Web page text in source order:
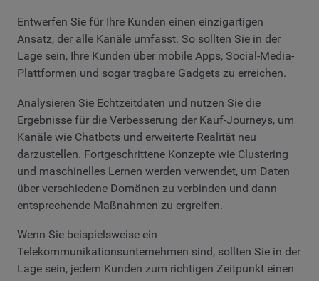
Entwerfen Sie für Ihre Kunden einen einzigartigen
Ansatz, der alle Kanäle umfasst. So sollten Sie in der
Lage sein, Ihre Kunden über mobile Apps, Social-Media-
Plattformen und sogar tragbare Gadgets zu erreichen.
Analysieren Sie Echtzeitdaten und nutzen Sie die
Ergebnisse für die Verbesserung der Kauf-Journeys, um
Kanäle wie Chatbots und erweiterte Realität neu
darzustellen. Fortgeschrittene Konzepte wie Clustering
und maschinelles Lernen werden verwendet, um Daten
über verschiedene Domänen zu verbinden und dann
entsprechende Maßnahmen zu ergreifen.
Wenn Sie beispielsweise ein
Telekommunikationsunternehmen sind, sollten Sie in der
Lage sein, jedem Kunden zum richtigen Zeitpunkt einen